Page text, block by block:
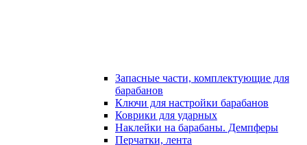
Запасные части, комплектующие для
барабанов
Ключи для настройки барабанов
Коврики для ударных
Наклейки на барабаны. Демпферы
Перчатки, лента